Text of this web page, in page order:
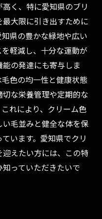
く、特に愛知県のブリ
大限に引き出すために
県の豊かな緑地や広い
軽減し、十分な運動が
の発達にも寄与しま
色の均一性と健康状態
な栄養管理や定期的な
れにより、クリーム色
毛並みと健全な体を保
います。愛知県でクリ
えたい方には、この特
っていただきたいで